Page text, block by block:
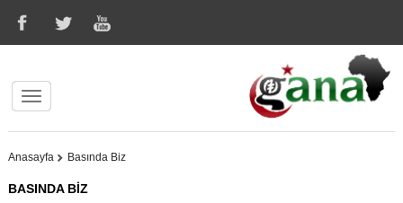
Anasayfa Basında Biz
BASINDA BİZ